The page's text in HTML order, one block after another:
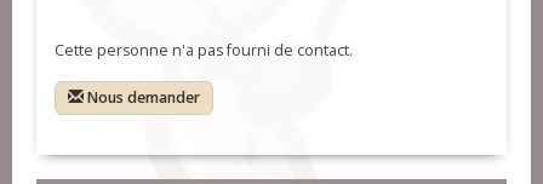
Cette personne n'a pas fourni de contact.
Nous demander